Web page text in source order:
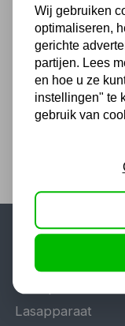
Populaire
Lasapparaat
Wij gebruiken
optimaliseren,
gerichte
partijen. Lees
en hoe u ze
instellingen" te
gebruik van